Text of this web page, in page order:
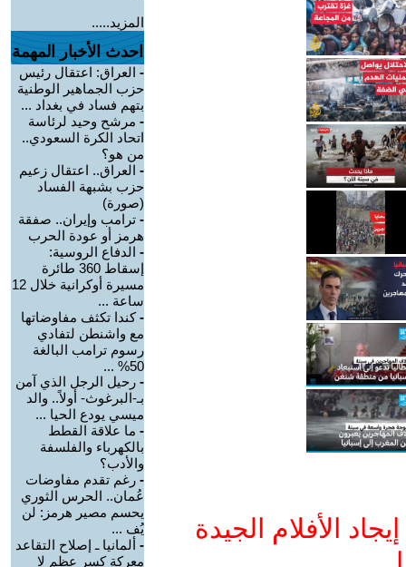
الأفلام الجيدة
المزيد.....
احدث الأخبار المهمة
- العراق: اعتقال رئيس
حزب الجماهير الوطنية
بتهم فساد في بغداد ...
- مرشح وحيد لرئاسة
اتحاد الكرة السعودي..
من هو؟
- العراق.. اعتقال زعيم
حزب بشبهة الفساد
(صورة)
- ترامب وإيران.. صفقة
هرمز أو عودة الحرب
- الدفاع الروسية:
إسقاط 360 طائرة
مسيرة أوكرانية خلال 12
ساعة ...
-كندا تكثف مفاوضاتها
مع واشنطن لتفادي
رسوم ترامب البالغة
50% ...
- رحيل الرجل الذي آمن
بـ-البرغوث- أولاً.. والد
ميسي يودع الحيا ...
- ما علاقة القطط
بالكهرباء والفلسفة
والأدب؟
- رغم تقدم مفاوضات
عُمان.. الحرس الثوري
يحسم مصير هرمز: لن
يُف ...
- ألمانيا ـ إصلاح التقاعد
معركة كسر عظم لا